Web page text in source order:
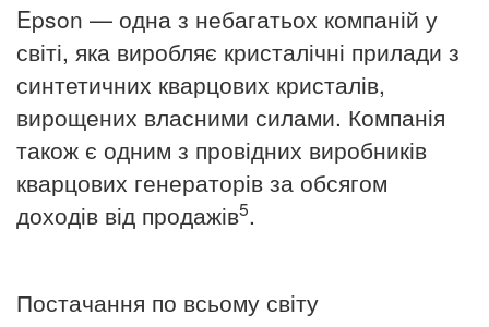
Epson — одна з небагатьох компаній у
світі, яка виробляє кристалічні прилади з
синтетичних кварцових кристалів,
вирощених власними силами. Компанія
також є одним з провідних виробників
кварцових генераторів за обсягом
доходів від продажів5.
Постачання по всьому світу